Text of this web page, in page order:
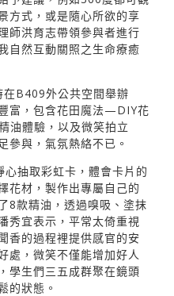
方式，或是隨心所欲的享
師洪育志帶領參與者進行
自然互動關照之生命療癒
B409外公共空間舉辦
富，包含花田魔法—DIY花
油體驗，以及微笑拍立
參與，氣氛熱絡不已。
抽取彩虹卡，體會卡片的
花材，製作出專屬自己的
8款精油，透過嗅吸、塗抹
秀宜表示，平常太倚重視
香的過程裡提供感官的安
處，微笑不僅能增加好人
學生們三五成群聚在鏡頭
的狀態。